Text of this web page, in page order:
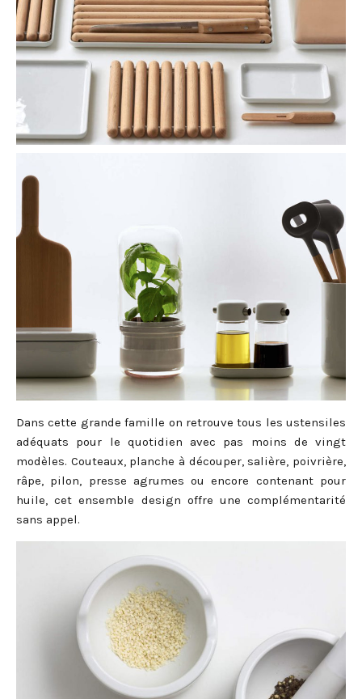
Dans cette grande famille on retrouve tous les ustensiles
adéquats pour le quotidien avec pas moins de vingt
modèles. Couteaux, planche à découper, salière, poivrière,
râpe, pilon, presse agrumes ou encore contenant pour
huile, cet ensemble design offre une complémentarité
sans appel.